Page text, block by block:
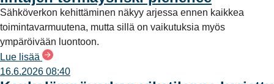
Sähköverkon kehittäminen näkyy arjessa ennen kaikkea
toimintavarmuutena, mutta sillä on vaikutuksia myös
ympäröivään luontoon.
Lue lisää
16.6.2026 08:40